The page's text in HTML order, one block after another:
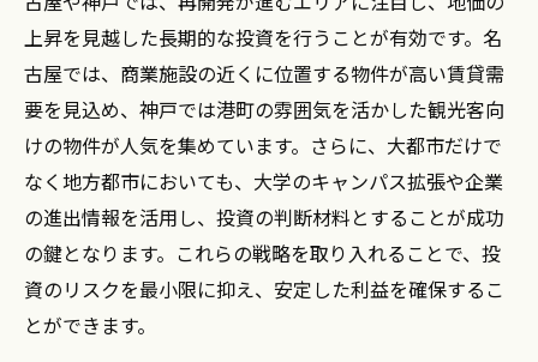
上昇を見越した長期的な投資を行うことが有効です。名
古屋では、商業施設の近くに位置する物件が高い賃貸需
要を見込め、神戸では港町の雰囲気を活かした観光客向
けの物件が人気を集めています。さらに、大都市だけで
なく地方都市においても、大学のキャンパス拡張や企業
の進出情報を活用し、投資の判断材料とすることが成功
の鍵となります。これらの戦略を取り入れることで、投
資のリスクを最小限に抑え、安定した利益を確保するこ
とができます。